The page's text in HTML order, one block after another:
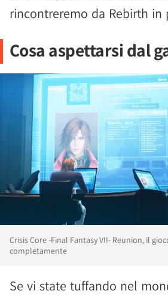
rincontreremo da Rebirth in
Cosa aspettarsi dal
Crisis Core -Final Fantasy VII- Reunion, il
completamente
Se vi state tuffando nel